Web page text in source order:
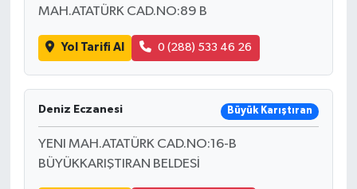
MAH.ATATÜRK CAD.NO:89 B
Yol Tarifi Al 0 (288) 533 46 26
Deniz Eczanesi Büyük Karıştıran
YENI MAH.ATATÜRK CAD.NO:16-B
BÜYÜKKARIŞTIRAN BELDESİ